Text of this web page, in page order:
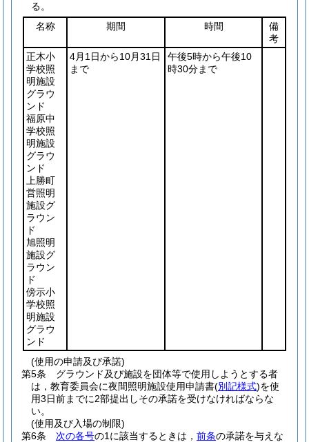
る。
名称
期間 時間
備
考
正木小
学校照
明施設
グラウ
ンド
福原中
学校照
明施設
グラウ
ンド
上勝町
営照明
施設グ
ラウン
ド
旭照明
施設グ
ラウン
ド
傍示小
学校照
明施設
グラウ
ンド
4月1日から10月31日
まで
午後5時から午後10
時30分まで
(使用の申請及び承諾)
第5条
グラウンド及び施設を団体等で使用しようとする者
は，教育委員会に夜間照明施設使用申請書(別記様式)を使
用3日前までに2部提出しその承諾を受けなければならな
い。
(使用及び入場の制限)
第6条
次の各号の1に該当するときは， 前条の承諾を与えな